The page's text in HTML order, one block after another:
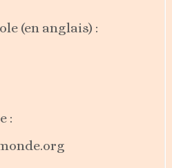
(en anglais) :
: